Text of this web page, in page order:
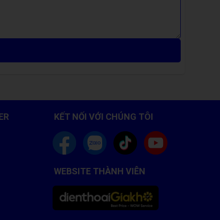
KẾT NỐI VỚI CHÚNG TÔI
WEBSITE THÀNH VIÊN